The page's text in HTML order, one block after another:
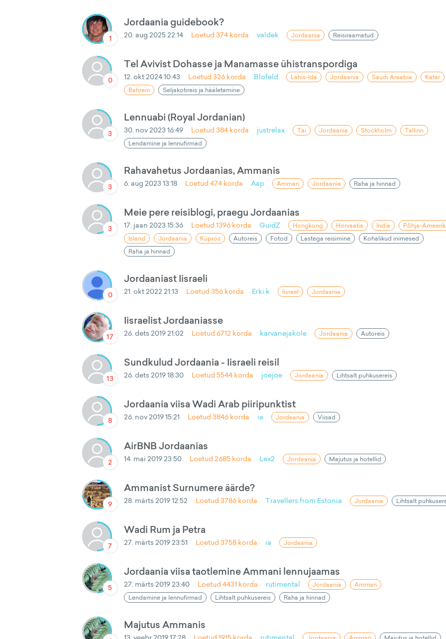
1
Jordaania guidebook?
20. aug 2025 22:14 Loetud374 korda valdek Jordaania Reisiraamatud
0
Tel Avivist Dohasse ja Manamasse ühistranspordiga
12. okt 2024 10:43 Loetud326 korda Blofeld Lähis-Ida Jordaania Saudi Araabia
Katar
Bahrein
Seljakotireis ja hääletamine
3
Lennuabi (Royal Jordanian)
30. nov 2023 16:49 Loetud384 korda justrelax Tai Jordaania Stockholm
Tallinn
Lendamine ja lennufirmad
3
Rahavahetus Jordaanias, Ammanis
6. aug 2023 13:18 Loetud474 korda Aap Amman Jordaania Raha ja hinnad
3
Meie pere reisiblogi, praegu Jordaanias
17. jaan 2023 15:36 Loetud1396 korda GuidZ Hongkong Horvaatia India
Põhja-
Island
Jordaania Küpros Autoreis Fotod Lastega reisimine
Kohalikud inimesed
Raha ja hinnad
0
Jordaaniast Iisraeli
21. okt 2022 21:13 Loetud356 korda Erki k Iisrael Jordaania
17
Iisraelist Jordaaniasse
26. dets 2019 21:02 Loetud6712 korda karvanejakole Jordaania Autoreis
13
Sundkulud Jordaania - Iisraeli reisil
26. dets 2019 18:30 Loetud5544 korda joejoe Jordaania Lihtsalt puhkusereis
8
Jordaania viisa Wadi Arab piiripunktist
26. nov 2019 15:21 Loetud3846 korda ia Jordaania Viisad
2
AirBNB Jordaanias
14. mai 2019 23:50 Loetud2685 korda Lex2 Jordaania Majutus ja hotellid
9
Ammanist Surnumere äärde?
28. märts 2019 12:52 Loetud3786 korda Travellers from Estonia Jordaania Lihtsalt
7
Wadi Rum ja Petra
27. märts 2019 23:51 Loetud3758 korda ia Jordaania
5
Jordaania viisa taotlemine Ammani lennujaamas
27. märts 2019 23:40 Loetud4431 korda rutimental Jordaania
Amman
Lendamine ja lennufirmad
Lihtsalt puhkusereis Raha ja hinnad
Majutus Ammanis